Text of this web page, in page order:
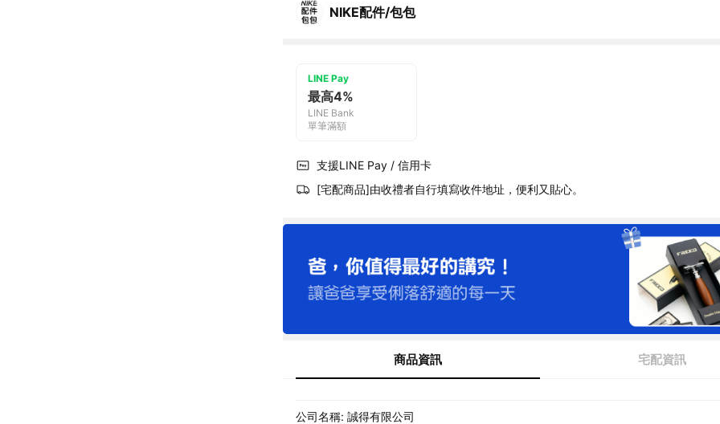
NIKE配件/包包
LINE Pay
最高4%
LINE Bank
單筆滿額
支援LINE Pay / 信用卡
[宅配商品]由收禮者自行填寫收件地址，便利又貼心。
商品資訊 宅配資訊
公司名稱: 誠得有限公司